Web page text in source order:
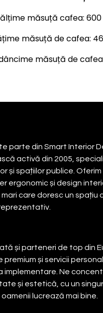
măsuță cafea:
măsuță de cafea:
măsuță de
parte din Smart Interior
activă din 2005,
și spațiilor publice. Oferim
ergonomic și design
care doresc un spațiu
și parteneri de top din
și servicii
implementare. Ne
și estetică, cu un
lucrează mai bine.